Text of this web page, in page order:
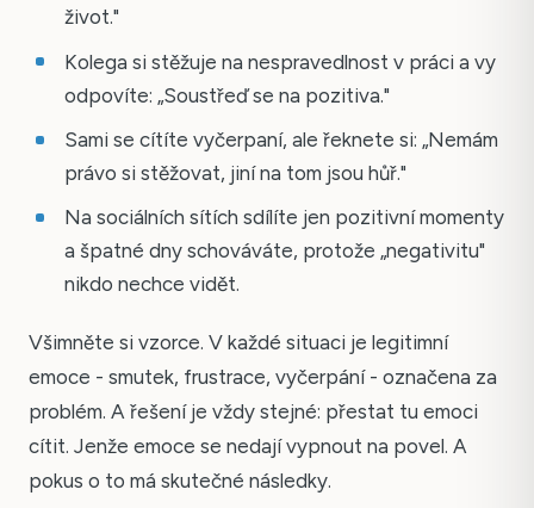
život."
Kolega si stěžuje na nespravedlnost v práci a vy
odpovíte: „Soustřeď se na pozitiva."
Sami se cítíte vyčerpaní, ale řeknete si: „Nemám
právo si stěžovat, jiní na tom jsou hůř."
Na sociálních sítích sdílíte jen pozitivní momenty
a špatné dny schováváte, protože „negativitu"
nikdo nechce vidět.
Všimněte si vzorce. V každé situaci je legitimní
emoce - smutek, frustrace, vyčerpání - označena za
problém. A řešení je vždy stejné: přestat tu emoci
cítit. Jenže emoce se nedají vypnout na povel. A
pokus o to má skutečné následky.